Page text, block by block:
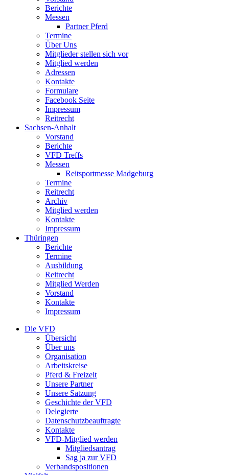
Berichte
Messen
Partner Pferd
Termine
Über Uns
Mitglieder stellen sich vor
Mitglied werden
Adressen
Kontakte
Formulare
Facebook Seite
Impressum
Reitrecht
Sachsen-Anhalt
Vorstand
Berichte
VFD Treffs
Messen
Reitsportmesse Madgeburg
Termine
Reitrecht
Archiv
Mitglied werden
Kontakte
Impressum
Thüringen
Berichte
Termine
Ausbildung
Reitrecht
Mitglied Werden
Vorstand
Kontakte
Impressum
Die VFD
Übersicht
Über uns
Organisation
Arbeitskreise
Pferd & Freizeit
Unsere Partner
Unsere Satzung
Geschichte der VFD
Delegierte
Datenschutzbeauftragte
Kontakte
VFD-Mitglied werden
Mitgliedsantrag
Sag ja zur VFD
Verbandspositionen